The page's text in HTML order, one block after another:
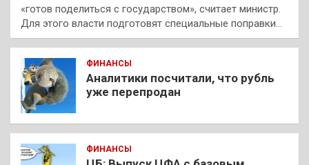
«готов поделиться с государством», считает министр.
Для этого власти подготовят специальные поправки…
ФИНАНСЫ
Аналитики посчитали, что рубль
уже перепродан
ФИНАНСЫ